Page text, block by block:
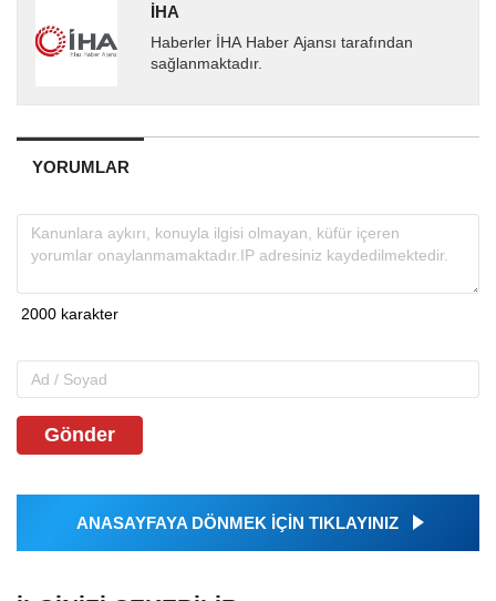
İHA
Haberler İHA Haber Ajansı tarafından
sağlanmaktadır.
YORUMLAR
Gönder
ANASAYFAYA DÖNMEK İÇİN TIKLAYINIZ